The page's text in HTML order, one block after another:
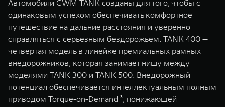
Автомобили GWM TANK созданы для того, чтобы с
одинаковым успехом обеспечивать комфортное
путешествие на дальние расстояния и уверенно
справляться с серьезным бездорожьем. TANK 400 —
четвертая модель в линейке премиальных рамных
внедорожников, которая занимает нишу между
моделями TANK 300 и TANK 500. Внедорожный
потенциал обеспечивается интеллектуальным полным
приводом Torque-on-Demand ³, понижающей